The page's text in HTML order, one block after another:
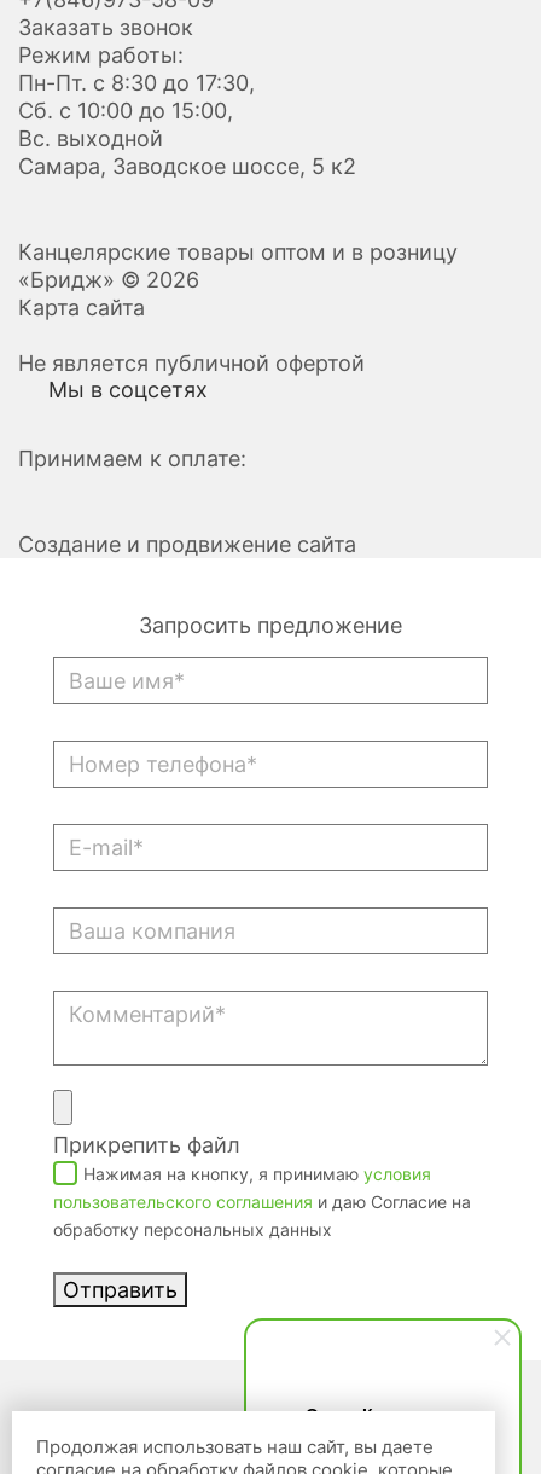
Ольга Кравченко
Здравствуйте! Готова помочь
вам. Напишите мне, если у
Заказать звонок
Режим работы:
Пн-Пт. с 8:30 до 17:30,
Сб. с 10:00 до 15:00,
Вс. выходной
Самара, Заводское шоссе, 5 к2
Канцелярские товары оптом и в розницу
«Бридж» © 2026
Карта сайта
Не является публичной офертой
Мы в соцсетях
Принимаем к оплате:
Создание и продвижение сайта
Продолжая использовать наш сайт, вы даете
Запросить предложение
Прикрепить файл
Нажимая на кнопку, я принимаю условия
пользовательского соглашения и даю Согласие на
обработку персональных данных
Отправить